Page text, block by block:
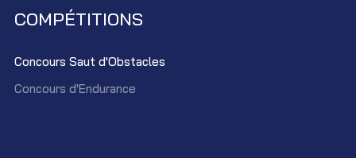
COMPÉTITIONS
Concours Saut d'Obstacles
Concours d'Endurance